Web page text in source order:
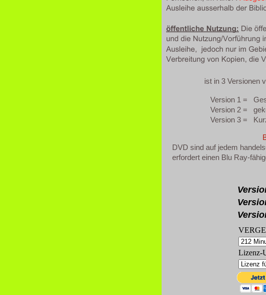
Bitte wählen
DVD sind auf jedem
erfordert einen Blu Ray-
Lizenz-
Version 1 =
Version 2 =
Version 3 =
VERGEBEN
ist in 3 Versionen